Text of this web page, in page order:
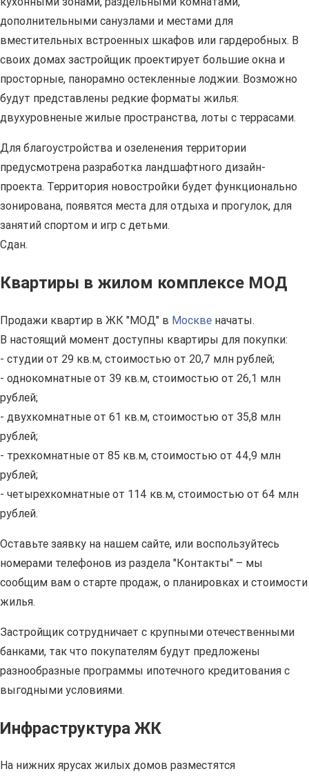
дополнительными санузлами и местами для
вместительных встроенных шкафов или гардеробных. В
своих домах застройщик проектирует большие окна и
просторные, панорамно остекленные лоджии. Возможно
будут представлены редкие форматы жилья:
двухуровненые жилые пространства, лоты с террасами.
Для благоустройства и озеленения территории
предусмотрена разработка ландшафтного дизайн-
проекта. Территория новостройки будет функционально
зонирована, появятся места для отдыха и прогулок, для
занятий спортом и игр с детьми.
Сдан.
Квартиры в жилом комплексе МОД
Продажи квартир в ЖК "МОД" в Москве начаты.
В настоящий момент доступны квартиры для покупки:
- студии от 29 кв.м, стоимостью от 20,7 млн рублей;
- однокомнатные от 39 кв.м, стоимостью от 26,1 млн
рублей;
- двухкомнатные от 61 кв.м, стоимостью от 35,8 млн
рублей;
- трехкомнатные от 85 кв.м, стоимостью от 44,9 млн
рублей;
- четырехкомнатные от 114 кв.м, стоимостью от 64 млн
рублей.
Оставьте заявку на нашем сайте, или воспользуйтесь
номерами телефонов из раздела "Контакты" – мы
сообщим вам о старте продаж, о планировках и стоимости
жилья.
Застройщик сотрудничает с крупными отечественными
банками, так что покупателям будут предложены
разнообразные программы ипотечного кредитования с
выгодными условиями.
Инфраструктура ЖК
На нижних ярусах жилых домов разместятся